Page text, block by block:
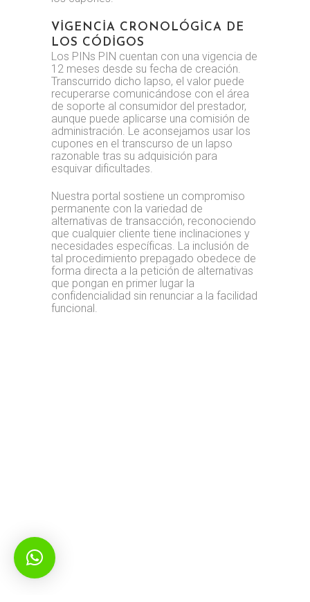
VIGENCIA CRONOLÓGICA DE
LOS CÓDIGOS
Los PINs PIN cuentan con una vigencia de
12 meses desde su fecha de creación.
Transcurrido dicho lapso, el valor puede
recuperarse comunicándose con el área
de soporte al consumidor del prestador,
aunque puede aplicarse una comisión de
administración. Le aconsejamos usar los
cupones en el transcurso de un lapso
razonable tras su adquisición para
esquivar dificultades.
Nuestra portal sostiene un compromiso
permanente con la variedad de
alternativas de transacción, reconociendo
que cualquier cliente tiene inclinaciones y
necesidades específicas. La inclusión de
tal procedimiento prepagado obedece de
forma directa a la petición de alternativas
que pongan en primer lugar la
confidencialidad sin renunciar a la facilidad
funcional.